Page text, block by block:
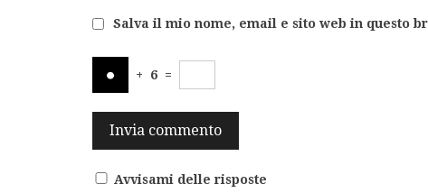
Salva il mio nome, email e sito web in questo
+ 6 =
Avvisami delle risposte